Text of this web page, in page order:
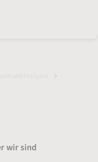
wir sind